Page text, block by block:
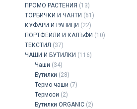
ПРОМО РАСТЕНИЯ (13)
ТОРБИЧКИ И ЧАНТИ (61)
КУФАРИ И РАНИЦИ (22)
ПОРТФЕЙЛИ И КАЛЪФИ (10)
ТЕКСТИЛ (37)
ЧАШИ И БУТИЛКИ (116)
Чаши (34)
Бутилки (28)
Термо чаши (7)
Термоси (2)
Бутилки ORGANIC (2)